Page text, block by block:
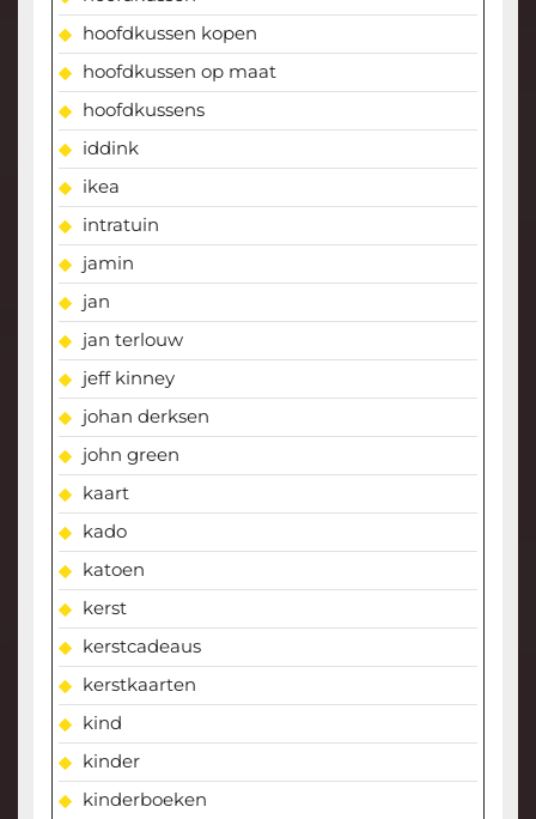
hoofdkussen kopen
hoofdkussen op maat
hoofdkussens
iddink
ikea
intratuin
jamin
jan
jan terlouw
jeff kinney
johan derksen
john green
kaart
kado
katoen
kerst
kerstcadeaus
kerstkaarten
kind
kinder
kinderboeken